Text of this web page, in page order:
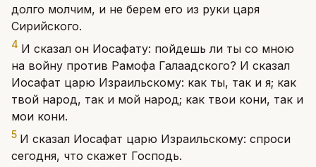
долго молчим, и не берем его из руки царя
Сирийского.
4 И сказал он Иосафату: пойдешь ли ты со мною
на войну против Рамофа Галаадского? И сказал
Иосафат царю Израильскому: как ты, так и я; как
твой народ, так и мой народ; как твои кони, так и
мои кони.
5 И сказал Иосафат царю Израильскому: спроси
сегодня, что скажет Господь.